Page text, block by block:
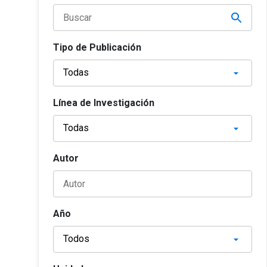
Tipo de Publicación
Línea de Investigación
Autor
Año